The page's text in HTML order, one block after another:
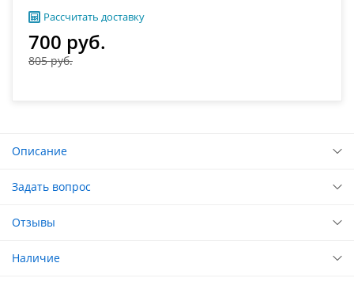
Рассчитать доставку
700 руб.
805 руб.
Описание
Задать вопрос
Отзывы
Наличие